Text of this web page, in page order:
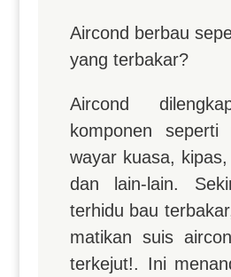
Aircond berbau
yang terbakar?
Aircond
komponen seperti
wayar kuasa,
dan lain-lain.
terhidu bau
matikan suis
terkejut!. Ini